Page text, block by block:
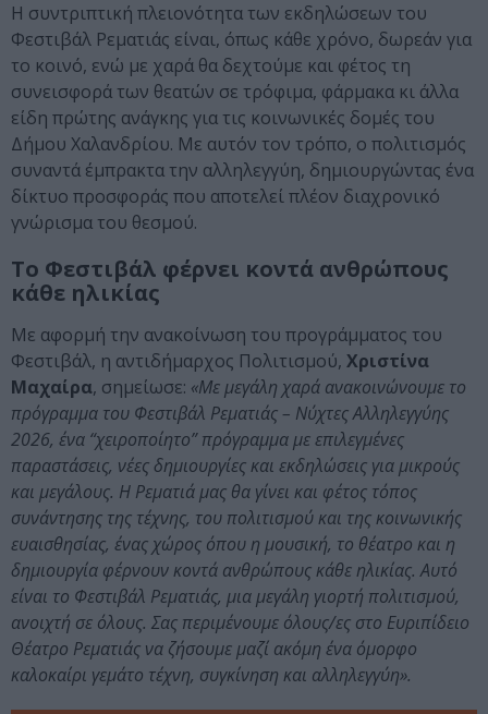
Η συντριπτική πλειονότητα των εκδηλώσεων του
Φεστιβάλ Ρεματιάς είναι, όπως κάθε χρόνο, δωρεάν για
το κοινό, ενώ με χαρά θα δεχτούμε και φέτος τη
συνεισφορά των θεατών σε τρόφιμα, φάρμακα κι άλλα
είδη πρώτης ανάγκης για τις κοινωνικές δομές του
Δήμου Χαλανδρίου. Με αυτόν τον τρόπο, ο πολιτισμός
συναντά έμπρακτα την αλληλεγγύη, δημιουργώντας ένα
δίκτυο προσφοράς που αποτελεί πλέον διαχρονικό
γνώρισμα του θεσμού.
Το Φεστιβάλ φέρνει κοντά ανθρώπους
κάθε ηλικίας
Με αφορμή την ανακοίνωση του προγράμματος του
Φεστιβάλ, η αντιδήμαρχος Πολιτισμού, Χριστίνα
Μαχαίρα, σημείωσε: «Με μεγάλη χαρά ανακοινώνουμε το
πρόγραμμα του Φεστιβάλ Ρεματιάς – Νύχτες Αλληλεγγύης
2026, ένα “χειροποίητο” πρόγραμμα με επιλεγμένες
παραστάσεις, νέες δημιουργίες και εκδηλώσεις για μικρούς
και μεγάλους. Η Ρεματιά μας θα γίνει και φέτος τόπος
συνάντησης της τέχνης, του πολιτισμού και της κοινωνικής
ευαισθησίας, ένας χώρος όπου η μουσική, το θέατρο και η
δημιουργία φέρνουν κοντά ανθρώπους κάθε ηλικίας. Αυτό
είναι το Φεστιβάλ Ρεματιάς, μια μεγάλη γιορτή πολιτισμού,
ανοιχτή σε όλους. Σας περιμένουμε όλους/ες στο Ευριπίδειο
Θέατρο Ρεματιάς να ζήσουμε μαζί ακόμη ένα όμορφο
καλοκαίρι γεμάτο τέχνη, συγκίνηση και αλληλεγγύη».